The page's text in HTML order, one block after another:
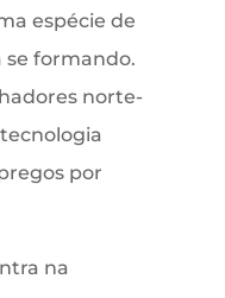
espécie de
se formando.
norte-
por
na